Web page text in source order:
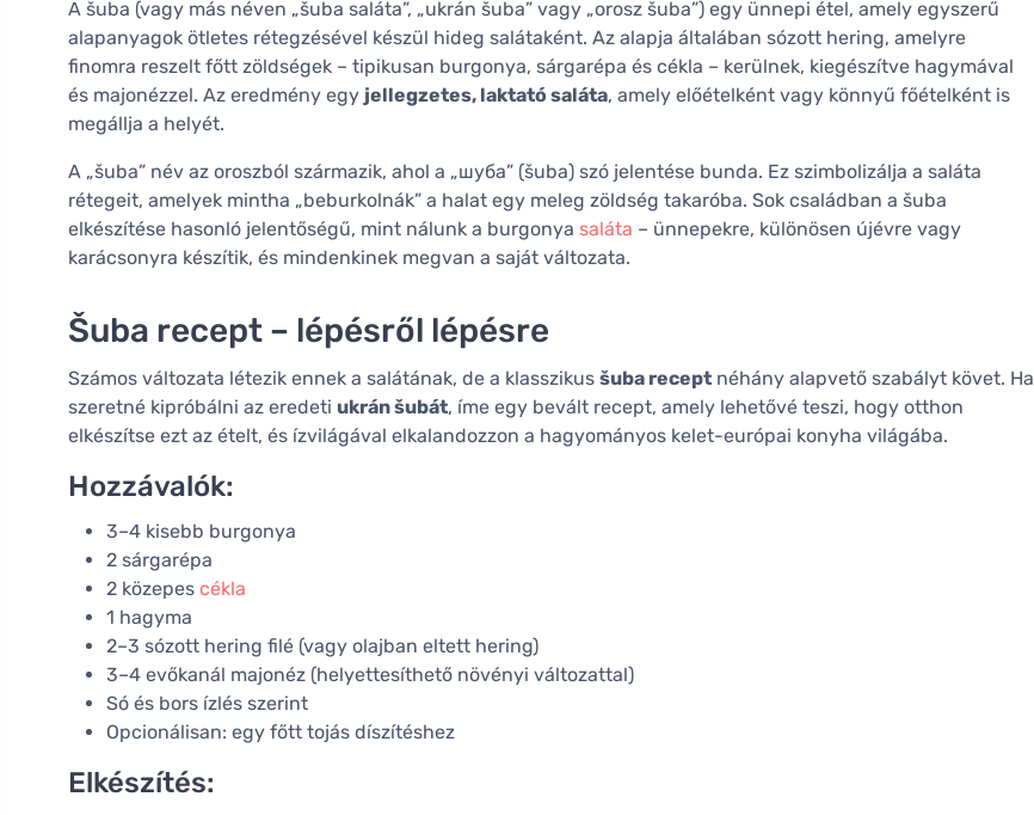
A šuba (vagy más néven „šuba saláta”, „ukrán šuba” vagy „orosz šuba”) egy ünnepi étel, amely egyszerű
alapanyagok ötletes rétegzésével készül hideg salátaként. Az alapja általában sózott hering, amelyre
finomra reszelt főtt zöldségek – tipikusan burgonya, sárgarépa és cékla – kerülnek, kiegészítve hagymával
és majonézzel. Az eredmény egy jellegzetes, laktató saláta, amely előételként vagy könnyű főételként is
megállja a helyét.
A „šuba” név az oroszból származik, ahol a „шуба” (šuba) szó jelentése bunda. Ez szimbolizálja a saláta
rétegeit, amelyek mintha „beburkolnák” a halat egy meleg zöldség takaróba. Sok családban a šuba
elkészítése hasonló jelentőségű, mint nálunk a burgonya saláta – ünnepekre, különösen újévre vagy
karácsonyra készítik, és mindenkinek megvan a saját változata.
Šuba recept – lépésről lépésre
Számos változata létezik ennek a salátának, de a klasszikus šuba recept néhány alapvető szabályt követ. Ha
szeretné kipróbálni az eredeti ukrán šubát, íme egy bevált recept, amely lehetővé teszi, hogy otthon
elkészítse ezt az ételt, és ízvilágával elkalandozzon a hagyományos kelet-európai konyha világába.
Hozzávalók:
3–4 kisebb burgonya
2 sárgarépa
2 közepes cékla
1 hagyma
2–3 sózott hering filé (vagy olajban eltett hering)
3–4 evőkanál majonéz (helyettesíthető növényi változattal)
Só és bors ízlés szerint
Opcionálisan: egy főtt tojás díszítéshez
Elkészítés: